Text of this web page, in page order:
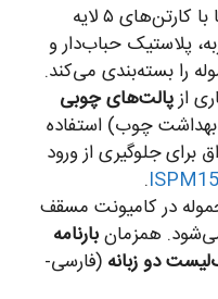
تیم ما با کارتن‌های ۵ لایه
پلاستیک حباب‌دار و
را بسته‌بندی می‌کند.
ازپالت‌های چوبی
چوب) استفاده
برای جلوگیری از ورود
.
در کامیونت مسقف
همزمانبارنامه
دو زبانه (فارسی-